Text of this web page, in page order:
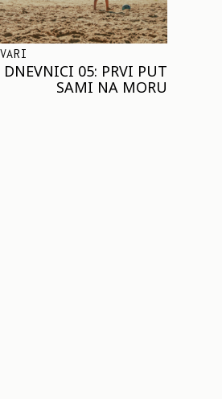
DNEVNICI 05: PRVI PUT
SAMI NA MORU